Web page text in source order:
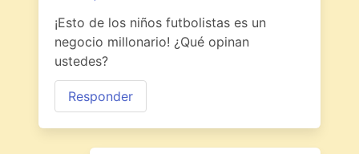
¡Esto de los niños futbolistas es un
negocio millonario! ¿Qué opinan
ustedes?
Responder